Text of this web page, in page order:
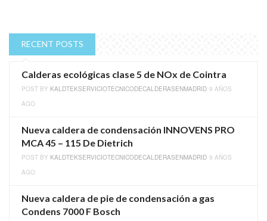
RECENT POSTS
Calderas ecológicas clase 5 de NOx de Cointra
POST BY KALDTEKSERVICIOTECNICODECALDERASENMADRID 9 AÑOS
AGO
Nueva caldera de condensación INNOVENS PRO
MCA 45 – 115 De Dietrich
POST BY KALDTEKSERVICIOTECNICODECALDERASENMADRID 9 AÑOS
AGO
Nueva caldera de pie de condensación a gas
Condens 7000 F Bosch